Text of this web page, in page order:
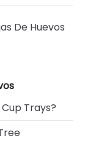
De Huevos
Trays?